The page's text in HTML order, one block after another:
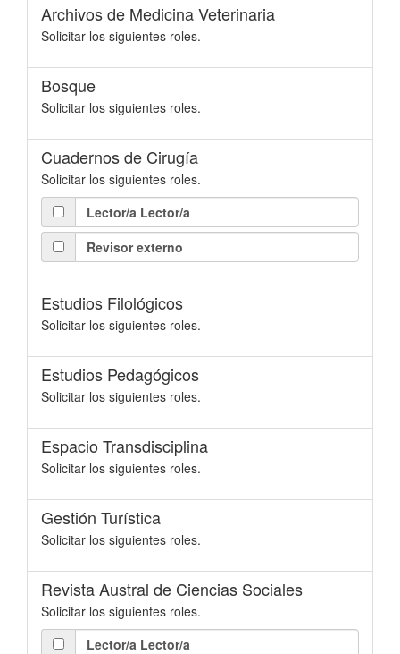
Archivos de Medicina Veterinaria
Solicitar los siguientes roles.
Bosque
Solicitar los siguientes roles.
Cuadernos de Cirugía
Solicitar los siguientes roles.
Lector/a Lector/a
Revisor externo
Estudios Filológicos
Solicitar los siguientes roles.
Estudios Pedagógicos
Solicitar los siguientes roles.
Espacio Transdisciplina
Solicitar los siguientes roles.
Gestión Turística
Solicitar los siguientes roles.
Revista Austral de Ciencias Sociales
Solicitar los siguientes roles.
Lector/a Lector/a